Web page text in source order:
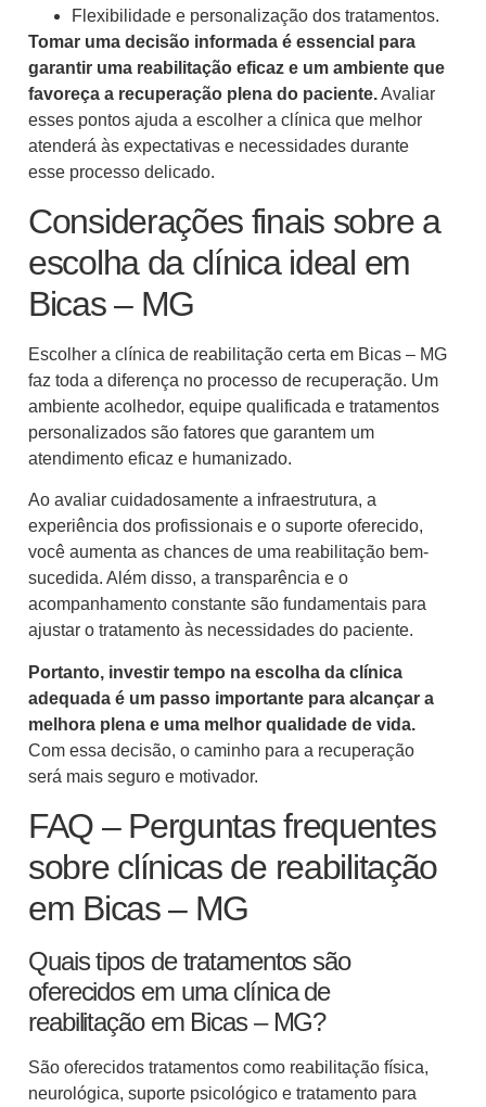
Flexibilidade e personalização dos tratamentos.
Tomar uma decisão informada é essencial para
garantir uma reabilitação eficaz e um ambiente que
favoreça a recuperação plena do paciente.Avaliar
esses pontos ajuda a escolher a clínica que melhor
atenderá às expectativas e necessidades durante
esse processo delicado.
Considerações finais sobre a
escolha da clínica ideal em
Bicas – MG
Escolher a clínica de reabilitação certa em Bicas – MG
faz toda a diferença no processo de recuperação. Um
ambiente acolhedor, equipe qualificada e tratamentos
personalizados são fatores que garantem um
atendimento eficaz e humanizado.
Ao avaliar cuidadosamente a infraestrutura, a
experiência dos profissionais e o suporte oferecido,
você aumenta as chances de uma reabilitação bem-
sucedida. Além disso, a transparência e o
acompanhamento constante são fundamentais para
ajustar o tratamento às necessidades do paciente.
Portanto, investir tempo na escolha da clínica
adequada é um passo importante para alcançar a
melhora plena e uma melhor qualidade de vida.
Com essa decisão, o caminho para a recuperação
será mais seguro e motivador.
FAQ – Perguntas frequentes
sobre clínicas de reabilitação
em Bicas – MG
Quais tipos de tratamentos são
oferecidos em uma clínica de
reabilitação em Bicas – MG?
São oferecidos tratamentos como reabilitação física,
neurológica, suporte psicológico e tratamento para